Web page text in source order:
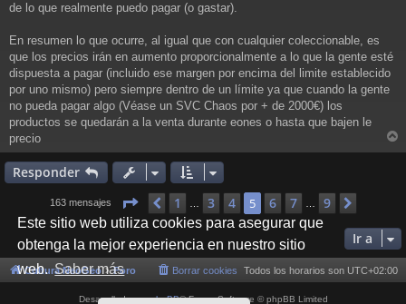
Este sitio web utiliza cookies para asegurar que
obtenga la mejor experiencia en nuestro sitio
web.Saber más
de lo que realmente puedo pagar (o gastar).
En resumen lo que ocurre, al igual que con cualquier coleccionable, es
que los precios irán en aumento proporcionalmente a lo que la gente esté
dispuesta a pagar (incluido ese margen por encima del limite establecido
por uno mismo) pero siempre dentro de un límite ya que cuando la gente
no pueda pagar algo (Véase un SVC Chaos por + de 2000€) los
productos se quedarán a la venta durante eones o hasta que bajen le
precio
r
Responder
163 mensajes Página 5de9
Anterior
1 3 4 5 6 7 9
Ir a
Cultura NeoGeo Foro Todos los horarios son UTC+02:00
Borrar cookies
Desarrollado porphpBB® Forum Software © phpBB Limited